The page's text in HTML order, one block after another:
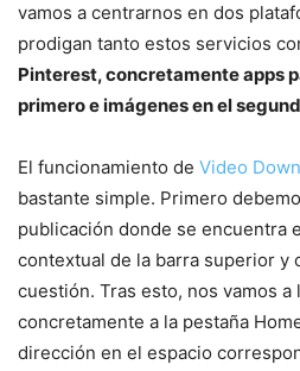
vamos a centrarnos en dos
prodigan tanto estos servicios
Pinterest, concretamente apps
primero e imágenes en el
El funcionamiento de Video
bastante simple. Primero
publicación donde se encuentra
contextual de la barra superior y
cuestión. Tras esto, nos vamos a
concretamente a la pestaña
dirección en el espacio